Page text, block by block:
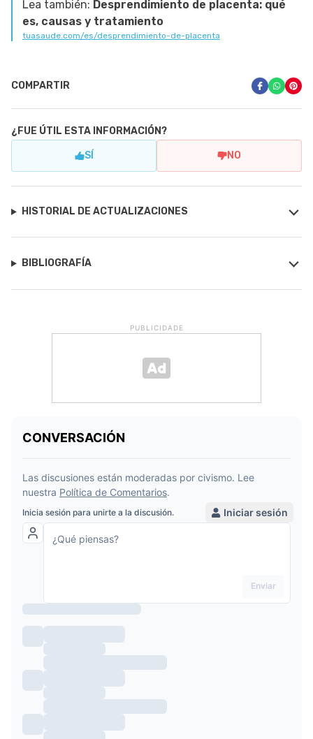
Lea también: Desprendimiento de placenta: qué
es, causas y tratamiento
tuasaude.com/es/desprendimiento-de-placenta
COMPARTIR
¿FUE ÚTIL ESTA INFORMACIÓN?
SÍ NO
HISTORIAL DE ACTUALIZACIONES
BIBLIOGRAFÍA
PUBLICIDADE